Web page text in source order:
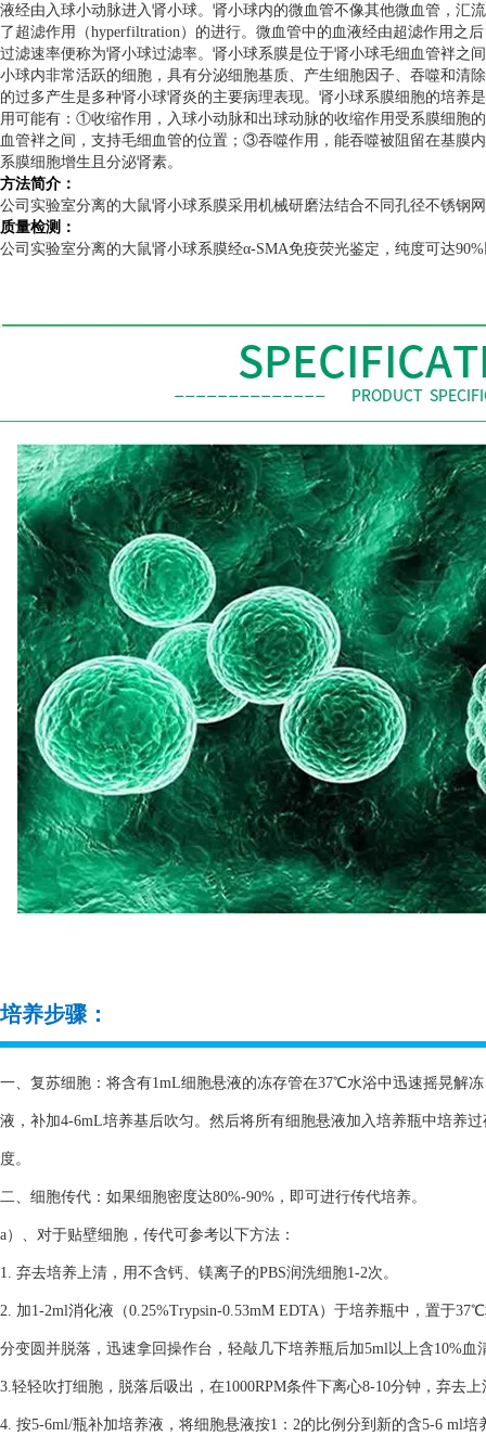
液经由入球小动脉进入肾小球。肾小球内的微血管不像其他微血管，汇
了超滤作用（hyperfiltration）的进行。微血管中的血液经由超滤作用之
过滤速率便称为肾小球过滤率。肾小球系膜是位于肾小球毛细血管袢之
小球内非常活跃的细胞，具有分泌细胞基质、产生细胞因子、吞噬和清
的过多产生是多种肾小球肾炎的主要病理表现。肾小球系膜细胞的培养
用可能有：①收缩作用，入球小动脉和出球动脉的收缩作用受系膜细胞
血管袢之间，支持毛细血管的位置；③吞噬作用，能吞噬被阻留在基膜
系膜细胞增生且分泌肾素。
方法简介：
公司实验室分离的大鼠肾小球系膜采用机械研磨法结合不同孔径不锈钢
质量检测：
公司实验室分离的大鼠肾小球系膜经α-SMA免疫荧光鉴定，纯度可达90%
培养步骤：
一、复苏细胞：将含有1mL细胞悬液的冻存管在37℃水浴中迅速摇晃解
液，补加4-6mL培养基后吹匀。然后将所有细胞悬液加入培养瓶中培养
度。
二、细胞传代：如果细胞密度达80%-90%，即可进行传代培养。
a）、对于贴壁细胞，传代可参考以下方法：
1. 弃去培养上清，用不含钙、镁离子的PBS润洗细胞1-2次。
2. 加1-2ml消化液（0.25%Trypsin-0.53mM EDTA）于培养瓶中，置于
分变圆并脱落，迅速拿回操作台，轻敲几下培养瓶后加5ml以上含10%血
3.轻轻吹打细胞，脱落后吸出，在1000RPM条件下离心8-10分钟，弃去
4. 按5-6ml/瓶补加培养液，将细胞悬液按1：2的比例分到新的含5-6 ml培